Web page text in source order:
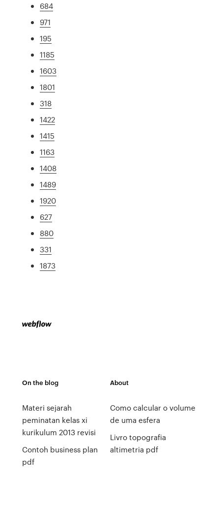
684
971
195
1185
1603
1801
318
1422
1415
1163
1408
1489
1920
627
880
331
1873
On the blog
Materi sejarah
peminatan kelas xi
kurikulum 2013 revisi
Contoh business plan
pdf
About
Como calcular o volume
de uma esfera
Livro topografia
altimetria pdf